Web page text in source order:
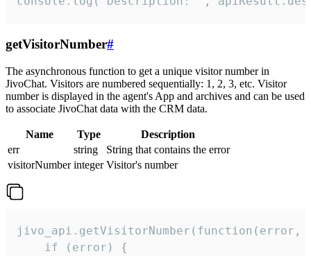
getVisitorNumber#
The asynchronous function to get a unique visitor number in
JivoChat. Visitors are numbered sequentially: 1, 2, 3, etc. Visitor
number is displayed in the agent's App and archives and can be used
to associate JivoChat data with the CRM data.
Name Type
Description
err
string
String that contains the error
visitorNumber integer Visitor's number
jivo_api.getVisitorNumber(function(error,
    if (error) {